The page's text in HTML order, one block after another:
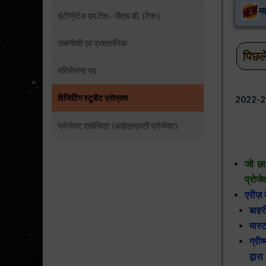
2022-
जो
एरीज़
इंटीग्रेटेड एम.टेक.- पीएच.डी. (टेक.)
तकनीकी एवं प्रशासनिक
परियोजना पद
विजिटिंग स्टूडेंट प्रोग्राम
प्रोजेक्ट एसोसिएट (आईएलएमटी प्रोजेक्ट)